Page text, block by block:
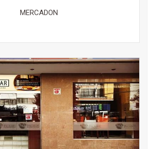
MERCADON